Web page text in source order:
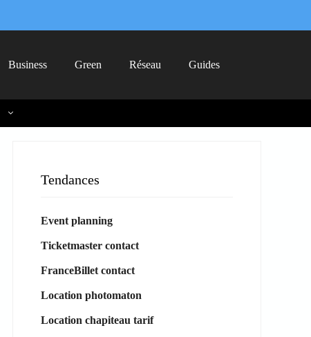
Business Green Réseau Guides
Tendances
Event planning
Ticketmaster contact
FranceBillet contact
Location photomaton
Location chapiteau tarif